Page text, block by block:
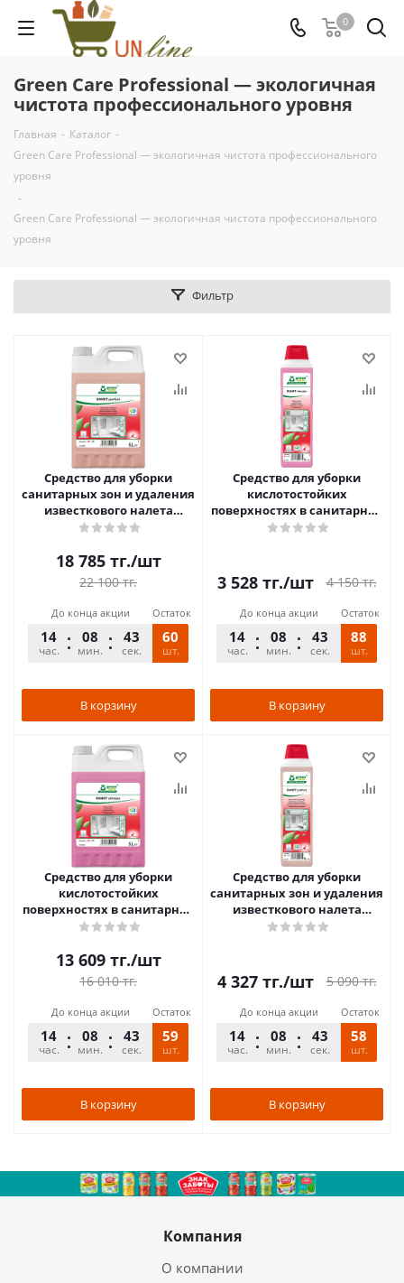
0
Green Care Professional — экологичная
чистота профессионального уровня
Главная - Каталог -
Green Care Professional — экологичная чистота профессионального
уровня
-
Green Care Professional — экологичная чистота профессионального
уровня
Фильтр
Средство для уборки
санитарных зон и удаления
известкового налета
5000мл Sanet Perfect Green
18 785тг./шт
22 100тг.
До конца акции
14
час.
08
мин.
42
сек.
Остаток
60
шт.
В корзину
Средство для уборки
кислотостойких
поверхностях в санитарной
зоне 1000мл Sanet zitrotan
3 528тг./шт 4 150тг.
До конца акции
14
час.
08
мин.
42
сек.
Остаток
88
шт.
В корзину
Средство для уборки
кислотостойких
поверхностях в санитарной
зоне 5000мл Sanet zitrotan
13 609тг./шт
16 010тг.
До конца акции
14
час.
08
мин.
42
сек.
Остаток
59
шт.
В корзину
Средство для уборки
санитарных зон и удаления
известкового налета
1000мл Sanet perfect Green
4 327тг./шт 5 090тг.
До конца акции
14
час.
08
мин.
42
сек.
Остаток
58
шт.
В корзину
Компания
О компании